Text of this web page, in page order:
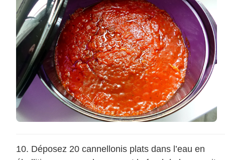
Déposez 20 cannellonis plats dans l’eau en